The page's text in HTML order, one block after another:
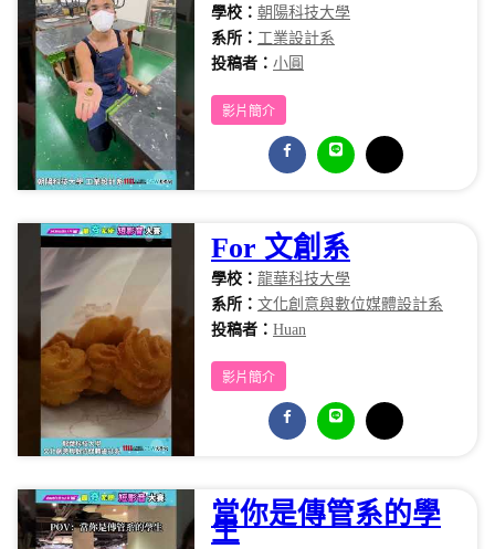
學校： 朝陽科技大學
系所： 工業設計系
投稿者： 小圓
影片簡介
For 文創系
學校： 龍華科技大學
系所： 文化創意與數位媒體設計系
投稿者： Huan
影片簡介
當你是傳管系的學
生